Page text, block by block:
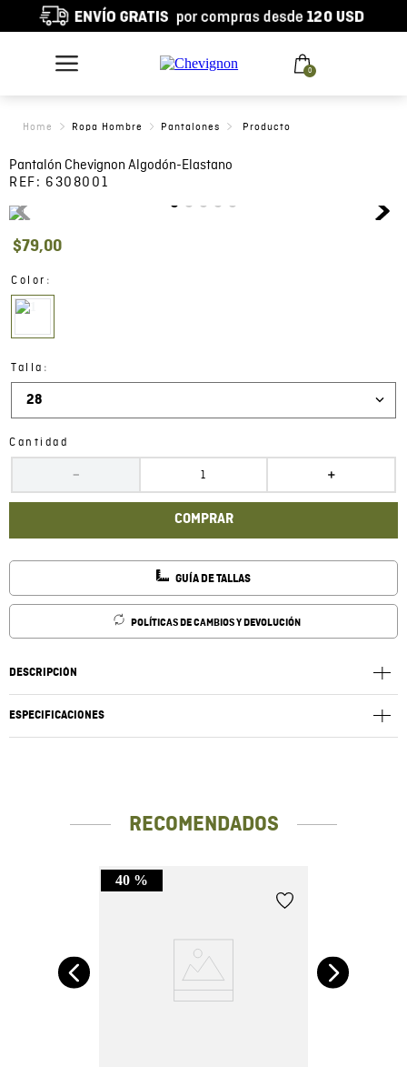
0
Ropa Hombre Pantalones
Pantalón Chevignon Algodón-Elastano
REF: 6308001
$79,00
Color :
Talla :
28
Cantidad
＋
－
COMPRAR
GUÍA DE TALLAS
POLÍTICAS DE CAMBIOS Y DEVOLUCIÓN
DESCRIPCIÓN
ESPECIFICACIONES
RECOMENDADOS
40 %